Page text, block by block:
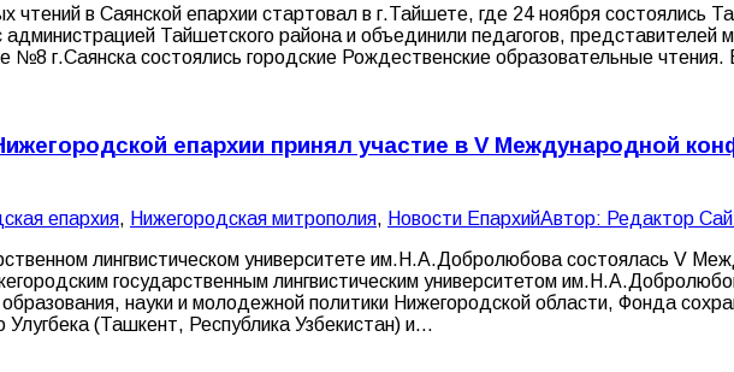
чтений в Саянской епархии стартовал в г.Тайшете, где 24 ноября состоялись
Тайшетского района и объединили педагогов, представителей
№8 г.Саянска состоялись городские Рождественские образовательные
епархии принял участие в V Международной
епархия, Нижегородская митрополия, Новости ЕпархийАвтор: Редактор
лингвистическом университете им.Н.А.Добролюбова состоялась V
государственным лингвистическим университетом
науки и молодежной политики Нижегородской области, Фонда
Улугбека (Ташкент, Республика Узбекистан) и…